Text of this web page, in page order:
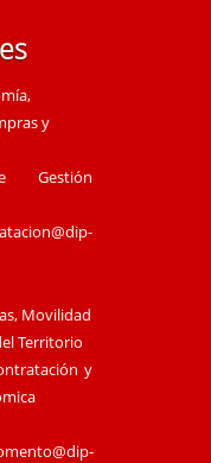
y
Gestión
Movilidad
Territorio
y